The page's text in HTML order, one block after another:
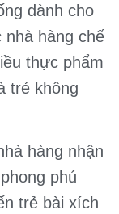
dành cho
hàng chế
thực phẩm
trẻ không
hàng nhận
phú
trẻ bài xích